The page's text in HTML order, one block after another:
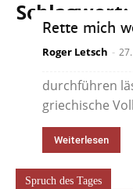
Rette mich
Roger Letsch -
Nun also doch.
durchführen
griechische
Weiterlesen
Spruch des Tages